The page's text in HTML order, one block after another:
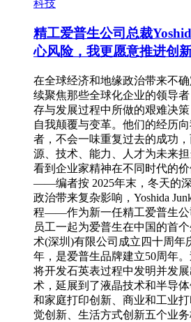
科技
精工爱普生公司总裁
心风险，我更愿意推进创
在全球经济和地缘政治带来不
续聚焦那些全球化企业的领导
存与发展过程中所做的艰难决
自我颠覆与变革。他们的经历
者，不会一味重复过去的成功
源、技术、能力、人才为未来
看到企业家精神在不同时代的价
——编者按 2025年末，冬天的
政治带来复杂影响，Yoshida
程——作为新一任精工爱普生公
员工一起为爱普生在中国的首
术(深圳)有限公司成立四十周年
年，是爱普生品牌建立50周年
将开发石英表过程中发明并发
术，延展到了液晶技术和半导
和家庭打印创新、商业和工业
觉创新、生活方式创新五个业